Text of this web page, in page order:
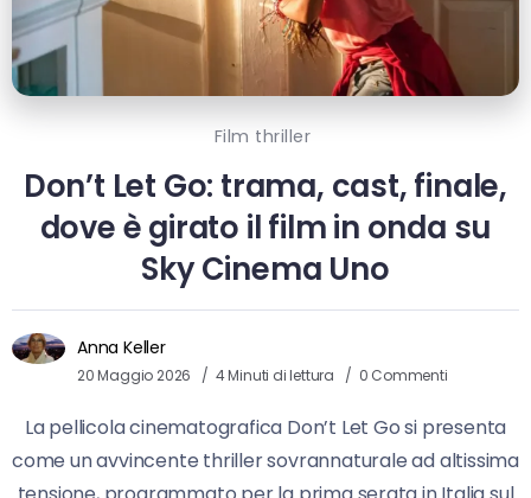
Film thriller
Don’t Let Go: trama, cast, finale,
dove è girato il film in onda su
Sky Cinema Uno
Anna Keller
20 Maggio 2026 4 Minuti di lettura 0 Commenti
La pellicola cinematografica Don’t Let Go si presenta
come un avvincente thriller sovrannaturale ad altissima